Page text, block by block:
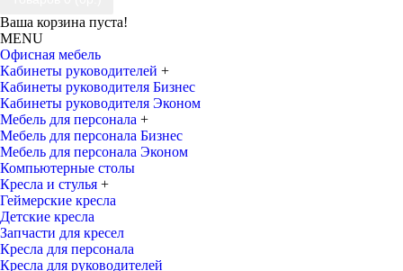
Ваша корзина пуста!
MENU
Офисная мебель
Кабинеты руководителей +
Кабинеты руководителя Бизнес
Кабинеты руководителя Эконом
Мебель для персонала +
Мебель для персонала Бизнес
Мебель для персонала Эконом
Компьютерные столы
Кресла и стулья +
Геймерские кресла
Детские кресла
Запчасти для кресел
Кресла для персонала
Кресла для руководителей